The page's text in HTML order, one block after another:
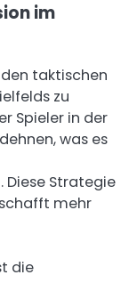
im
taktischen
zu
Spieler in der
was es
Strategie
mehr
die